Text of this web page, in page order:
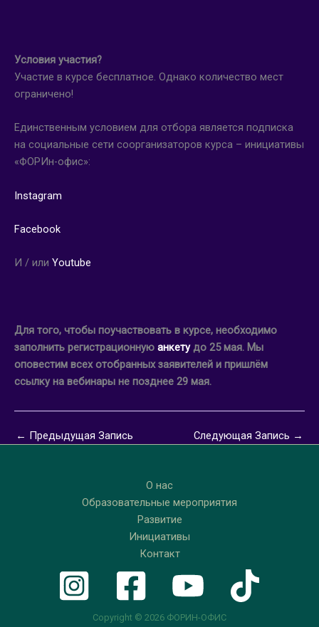
Условия участия?
Участие в курсе бесплатное. Однако количество мест
ограничено!
Единственным условием для отбора является подписка
на социальные сети соорганизаторов курса – инициативы
«ФОРИн-офис»:
Instagram
Facebook
И / или Youtube
Для того, чтобы поучаствовать в курсе, необходимо
заполнить регистрационную анкетудо 25 мая. Мы
оповестим всех отобранных заявителей и пришлём
ссылку на вебинары не позднее 29 мая.
← Предыдущая Запись Следующая Запись →
О нас
Образовательные мероприятия
Развитие
Инициативы
Контакт
Copyright © 2026 ФОРИН-ОФИС